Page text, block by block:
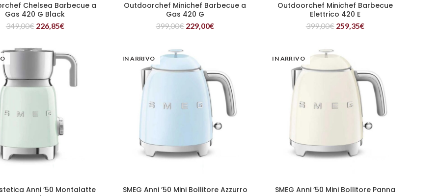
LEGGI TUTTO
Chelsea Barbecue a
Gas 420 G Black
349,00€ 226,85€
LEGGI TUTTO
Outdoorchef Minichef Barbecue a
Gas 420 G
399,00€ 229,00€
LEGGI TUTTO
Outdoorchef Minichef Barbecue
Elettrico 420 E
399,00€ 259,35€
LEGGI TUTTO
Anni ’50 Montalatte
IN ARRIVO
LEGGI TUTTO
SMEG Anni ’50 Mini Bollitore Azzurro
IN ARRIVO
LEGGI TUTTO
SMEG Anni ’50 Mini Bollitore Panna